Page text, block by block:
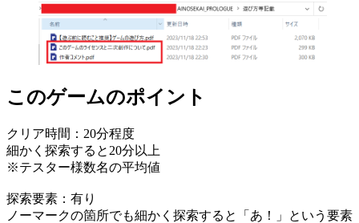
このゲームのポイント
クリア時間：20分程度
細かく探索すると20分以上
※テスター様数名の平均値
探索要素：有り
ノーマークの箇所でも細かく探索すると「あ！」という要素